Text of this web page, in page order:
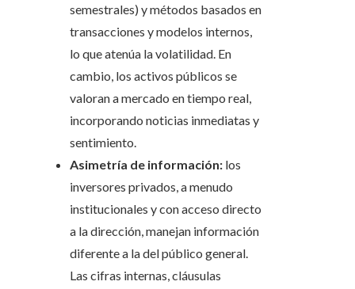
semestrales) y métodos basados en
transacciones y modelos internos,
lo que atenúa la volatilidad. En
cambio, los activos públicos se
valoran a mercado en tiempo real,
incorporando noticias inmediatas y
sentimiento.
Asimetría de información: los
inversores privados, a menudo
institucionales y con acceso directo
a la dirección, manejan información
diferente a la del público general.
Las cifras internas, cláusulas